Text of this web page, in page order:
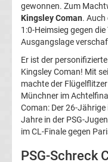
Europa
Conference
League
Premier
League
La
gewonnen. Zum
Kingsley Coman. Auch
1:0-Heimsieg gegen
Ausgangslage
Er ist der
Kingsley Coman! Mit
machte der
Münchner im
Coman: Der 26-
Jahre in der PSG-
im CL-Finale gegen
PSG-Schreck